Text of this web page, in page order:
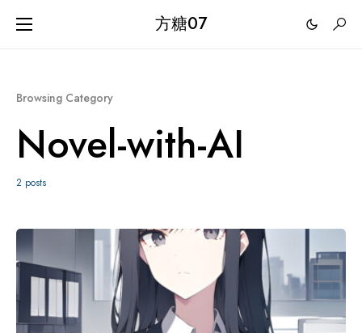
方糖07
Browsing Category
Novel-with-AI
2 posts